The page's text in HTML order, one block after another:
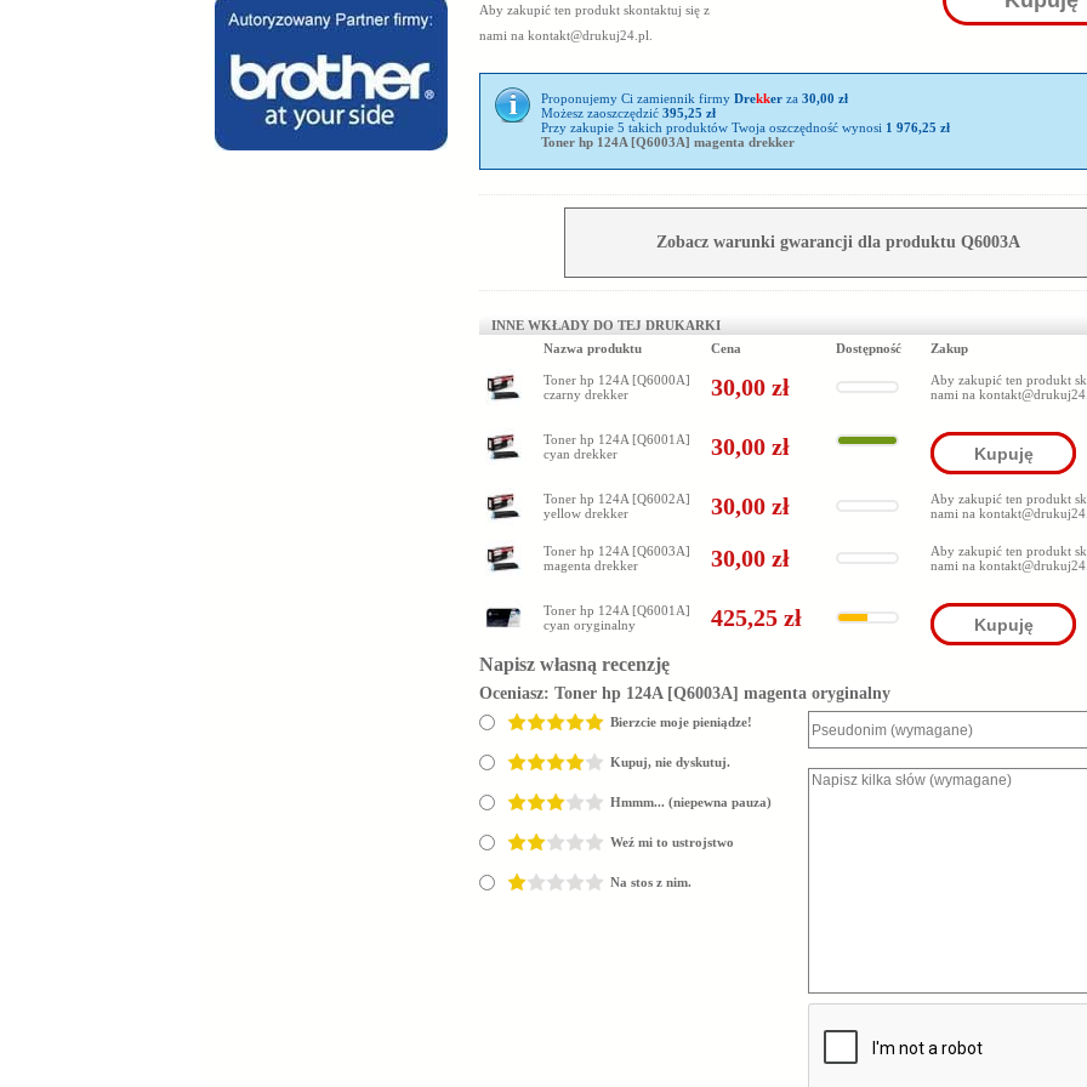
Aby zakupić ten produkt skontaktuj się z
nami na kontakt@drukuj24.pl
Proponujemy Ci zamiennik firmy Drekker za 30,00 zł
Możesz zaoszczędzić 395,25 zł
Przy zakupie 5 takich produktów Twoja oszczędność wynosi 1 976,25 zł
Toner hp 124A [Q6003A] magenta drekker
Zobacz warunki gwarancji dla produktu Q6003A
INNE WKŁADY DO TEJ DRUKARKI
Nazwa produktu
Cena Dostępność Zakup
Toner hp 124A [Q6000A]
czarny drekker
30,00 zł
Aby zakupić ten produkt
nami na
Toner hp 124A [Q6001A]
cyan drekker
30,00 zł Kupuję
Toner hp 124A [Q6002A]
yellow drekker
30,00 zł
Aby zakupić ten produkt
nami na
Toner hp 124A [Q6003A]
magenta drekker
30,00 zł
Aby zakupić ten produkt
nami na
Toner hp 124A [Q6001A]
cyan oryginalny
425,25 zł Kupuję
Napisz własną recenzję
Oceniasz: Toner hp 124A [Q6003A] magenta oryginalny
Bierzcie moje pieniądze!
Kupuj, nie dyskutuj.
Hmmm... (niepewna pauza)
Weź mi to ustrojstwo
Na stos z nim.